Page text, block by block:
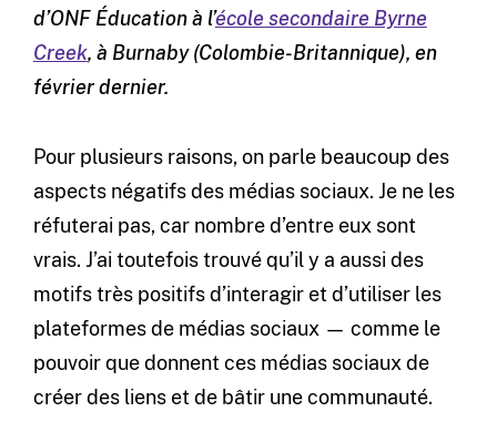
d’ONF Éducation à l’école secondaire Byrne
Creek, à Burnaby (Colombie-Britannique), en
février dernier.
Pour plusieurs raisons, on parle beaucoup des
aspects négatifs des médias sociaux. Je ne les
réfuterai pas, car nombre d’entre eux sont
vrais. J’ai toutefois trouvé qu’il y a aussi des
motifs très positifs d’interagir et d’utiliser les
plateformes de médias sociaux — comme le
pouvoir que donnent ces médias sociaux de
créer des liens et de bâtir une communauté.